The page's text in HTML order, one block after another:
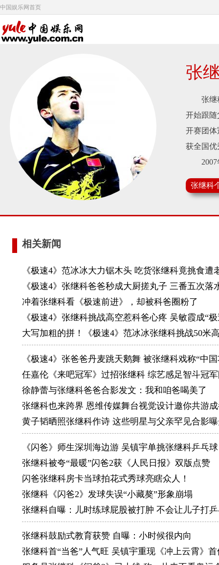
中国娱乐网首页
张
张继科
开始跟随
开赛团体
获全国优
2007年
2008年
占据了
与木子混
得男单亚
2010年
际比赛单
冠。同年
月，国际
中国队时
2011年
军，并
单。同
世乒赛和
马琳获得
2012年
世锦赛、
（445天
地跑到场
2013年2
张继科
相关新闻
《极速4》范冰冰大力锯木头 吃货张继科竟挑食遭
《极速4》张继科爸爸秒成大厨搓丸子 三番五次落
冲着张继科看《极速前进》，却被科爸圈粉了
《极速4》张继科挑战高空惹科爸心疼 吴敏霞成“
大写加粗的拼！《极速4》范冰冰张继科挑战50米
《极速4》张爸爸丹麦跳天鹅舞 被张继科戏称“中
任嘉伦《来吧冠军》过招张继科 综艺感足智斗冠
徐静蕾与张继科爸爸合影发文：我和咱爸喝美了
张继科也来跨界 恩维传媒舞台视觉设计邀你共游
黄子韬晒照张继科作诗 这些明星与父亲罕见合影
《闪爸》师生深圳海边游 吴镇宇单挑张继科乒乓球
张继科被夸“最暖”闪爸2获《人民日报》双版点赞
闪爸张继科房卡当球拍花式秀球亮瞎众人！
张继科《闪爸2》发球失误“小藏獒”形象崩塌
张继科自曝：儿时练球屁股被打肿 不会让儿子打
张继科鼓励式教育获赞 自曝：小时候很内向
张继科首“当爸”人气旺 吴镇宇重现《冲上云霄》